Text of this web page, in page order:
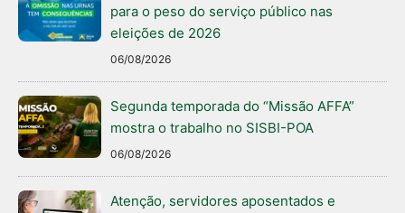
para o peso do serviço público nas
eleições de 2026
06/08/2026
Segunda temporada do “Missão AFFA”
mostra o trabalho no SISBI-POA
06/08/2026
Atenção, servidores aposentados e